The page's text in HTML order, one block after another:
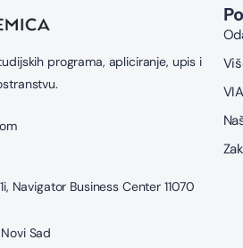
programa, apliciranje, upis i
Navigator Business Center 11070
Sad